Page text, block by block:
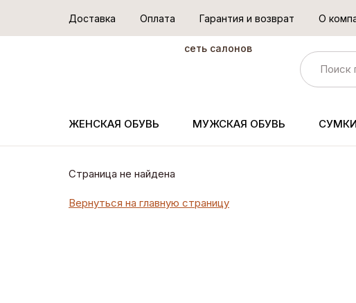
Доставка Оплата Гарантия и возврат О
сеть салонов
ЖЕНСКАЯ ОБУВЬ МУЖСКАЯ ОБУВЬ СУМКИ
Страница не найдена
Вернуться на главную страницу